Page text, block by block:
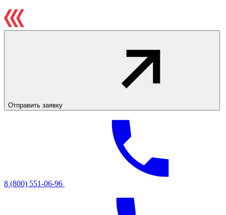
Отправить заявку
8 (800) 551-06-96